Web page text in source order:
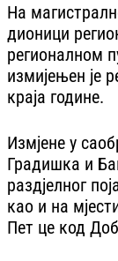
На
дионици
регионалном
измијењен је
краја године.
Измјене у
Градишка и
раздјелног
као и на
Пет це код